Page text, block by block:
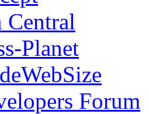
Central
Planet
Forum